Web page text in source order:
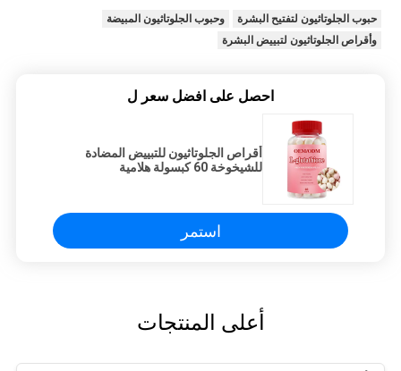
حبوب الجلوتاثيون لتفتيح البشرة
وحبوب الجلوتاثيون المبيضة
وأقراص الجلوتاثيون لتبييض البشرة
احصل على افضل سعر ل
أقراص الجلوتاثيون للتبييض المضادة
للشيخوخة 60 كبسولة هلامية
استمر
أعلى المنتجات